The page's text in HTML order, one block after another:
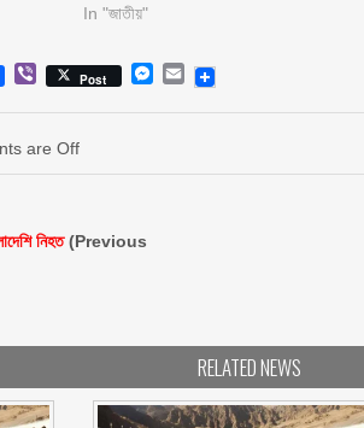
In "জাতীয়"
ViberPost Messenger
Email
are Off
নিহত(Previous
RELATED NEWS